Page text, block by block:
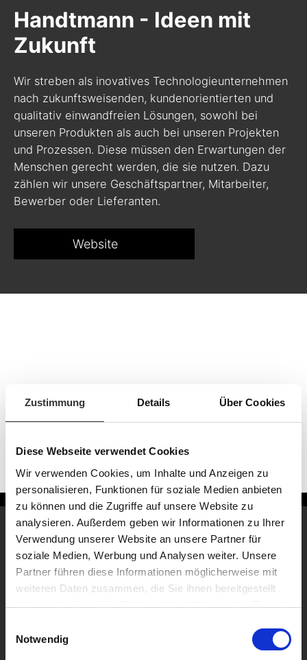
Zustimmung Details Über Cookies
Diese Webseite verwendet Cookies
Wir verwenden Cookies, um Inhalte und Anzeigen zu
personalisieren, Funktionen für soziale Medien anbieten
zu können und die Zugriffe auf unsere Website zu
analysieren. Außerdem geben wir Informationen zu Ihrer
Verwendung unserer Website an unsere Partner für
soziale Medien, Werbung und Analysen weiter. Unsere
Partner führen diese Informationen möglicherweise mit
weiteren Daten zusammen, die Sie ihnen bereitgestellt
haben oder die sie im Rahmen Ihrer Nutzung der Dienste
Notwendig
Handtmann - Ideen mit
Zukunft
Wir streben als inovatives Technologieunternehmen
nach zukunftsweisenden, kundenorientierten und
qualitativ einwandfreien Lösungen, sowohl bei
unseren Produkten als auch bei unseren Projekten
und Prozessen. Diese müssen den Erwartungen der
Menschen gerecht werden, die sie nutzen. Dazu
zählen wir unsere Geschäftspartner, Mitarbeiter,
Bewerber oder Lieferanten.
Website
Raps
Seit über 95 Jahren steht RAPS als
Ingredientspezialist für besten Geschmack, hohe
zugeschnittene Lösungen. Kunden aus der